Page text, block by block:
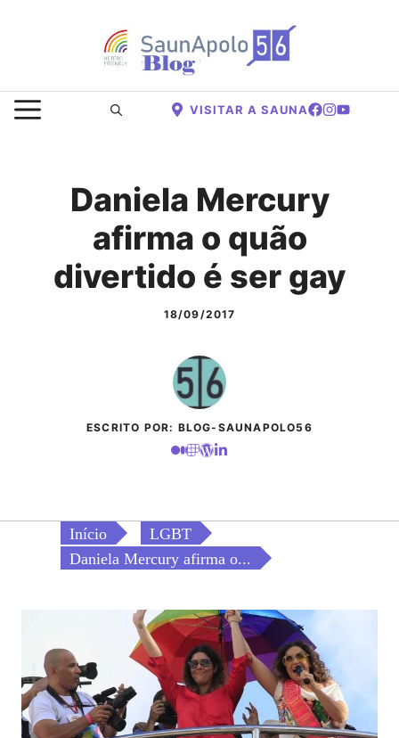
conteúdo
MENU VISITAR A SAUNA
Daniela Mercury
afirma o quão
divertido é ser gay
18/09/2017
ESCRITO POR: BLOG-SAUNAPOLO56
Início
LGBT
Daniela Mercury afirma o...